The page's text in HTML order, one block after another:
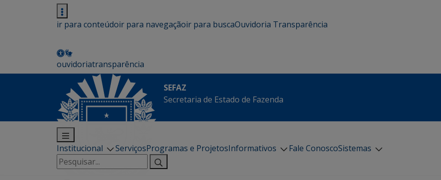
ir para conteúdoir para navegaçãoir para buscaOuvidoria Transparência
ouvidoriatransparência
SEFAZ
Secretaria de Estado de Fazenda
Institucional ServiçosProgramas e ProjetosInformativos Fale ConoscoSistemas
Pesquisar
por: